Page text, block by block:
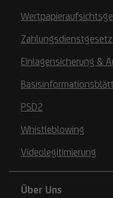
Zahlungsdienstgesetz
Einlagensicherung &
PSD2
Whistleblowing
Videolegitimierung
Über Uns